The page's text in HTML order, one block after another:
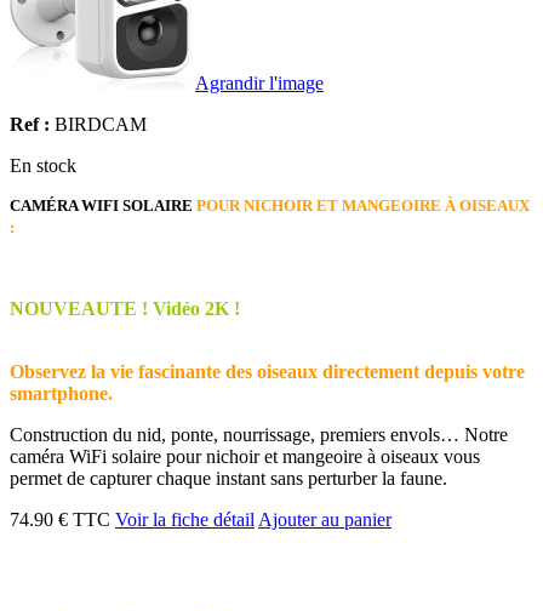
Agrandir l'image
Ref : BIRDCAM
En stock
CAMÉRA WIFI SOLAIRE POUR NICHOIR ET MANGEOIRE À OISEAUX
:
NOUVEAUTE ! Vidéo 2K !
Observez la vie fascinante des oiseaux directement depuis votre
smartphone.
Construction du nid, ponte, nourrissage, premiers envols… Notre
caméra WiFi solaire pour nichoir et mangeoire à oiseaux vous
permet de capturer chaque instant sans perturber la faune.
74.90 € TTC Voir la fiche détail Ajouter au panier